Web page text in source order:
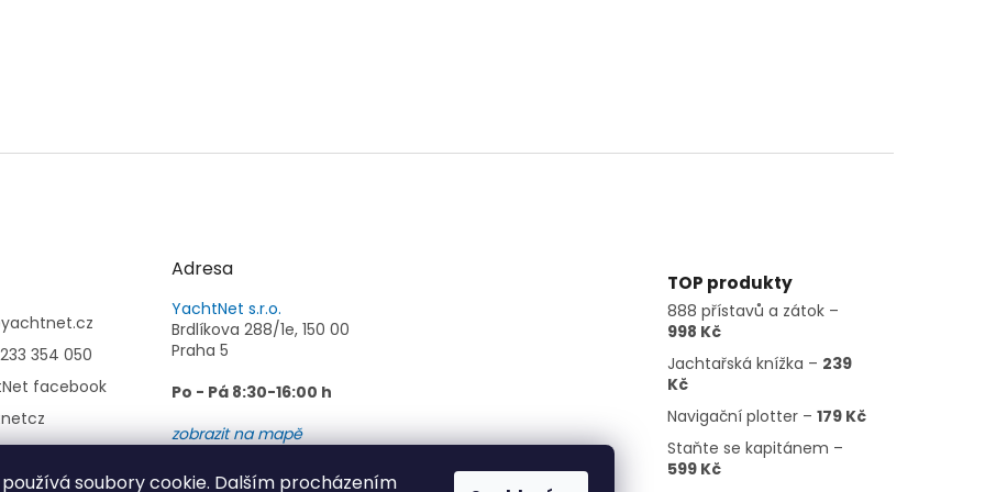
soubory cookie. Dalším procházením
yachtnet.cz
354 050
facebook
Adresa
YachtNet s.r.o.
Brdlíkova 288/1e, 150 00
Praha 5
Po - Pá 8:30-16:00 h
zobrazit na mapě
TOP produkty
888 přístavů a zátok –
998 Kč
Jachtařská knížka – 239
Kč
Navigační plotter –179 Kč
Staňte se kapitánem –
599 Kč